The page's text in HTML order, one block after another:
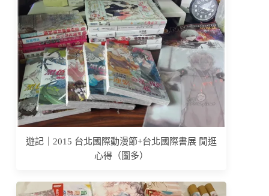
遊記｜2015 台北國際動漫節+台北國際書展 閒逛
心得（圖多）